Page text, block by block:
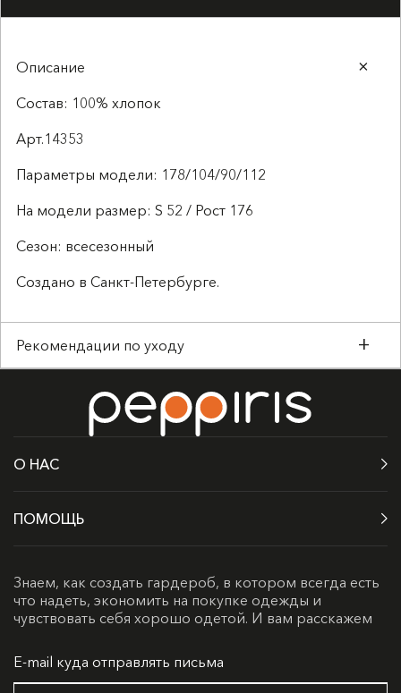
Описание
Состав: 100% хлопок
Арт.14353
Параметры модели: 178/104/90/112
На модели размер: S 52 / Рост 176
Сезон: всесезонный
Создано в Санкт-Петербурге.
Рекомендации по уходу
О НАС
ПОМОЩЬ
Знаем, как создать гардероб, в котором всегда есть
что надеть, экономить на покупке одежды и
чувствовать себя хорошо одетой. И вам расскажем